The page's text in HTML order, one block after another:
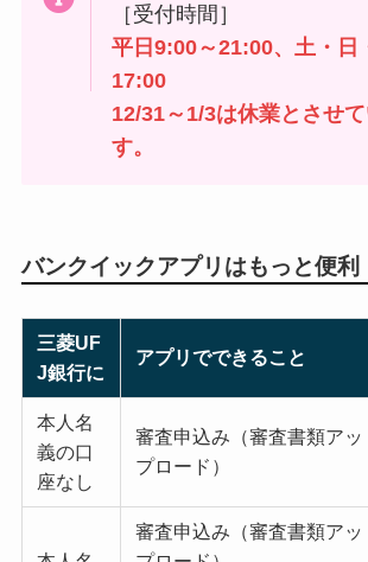
［受付時間］
平日9:00～21:00、土・日
17:00
12/31～1/3は休業とさせ
す。
バンクイックアプリはもっと便利
三菱UF
J銀行に
アプリでできること
本人名
義の口
座なし
審査申込み（審査書類アッ
プロード）
審査申込み（審査書類アッ